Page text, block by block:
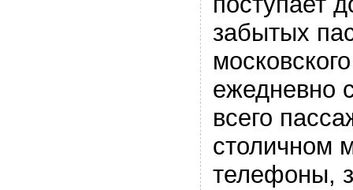
забытых
ежедневно
всего
столичном
телефоны,